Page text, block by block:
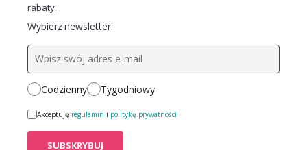
rabaty.
Wybierz newsletter:
Codzienny Tygodniowy
Akceptuję regulamin i politykę prywatności